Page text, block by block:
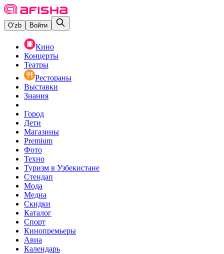
O‘zb Войти
Кино
Концерты
Театры
Рестораны
Выставки
Знания
Город
Дети
Магазины
Premium
Фото
Техно
Туризм в Узбекистане
Стендап
Мода
Медиа
Скидки
Каталог
Спорт
Кинопремьеры
Авиа
Календарь